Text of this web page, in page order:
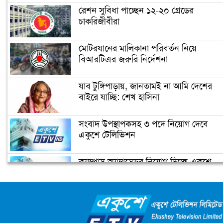
‘গ্রেফতার হতে পারেন ডোনাল্ড ট্রাম্প’
ইলেকট্রনিক পদ্ধতি ব্যবহার করা হয়েছে’
ফ্রান্সের মুসলিমদের আলটিমেটাম দিলেন
ম্যাক্রোঁ
কমলার ইতিহাস
রেশন সুবিধা পাচ্ছেন ১২-২০ গ্রেডের
চাকরিজীবীরা
মোটরযানের মালিকানা পরিবর্তন নিয়ে
বিআরটিএর জরুরি নির্দেশনা
যাব টুঙ্গিপাড়ায়, জানতামই না আমি দেশের
বাইরে যাচ্ছি: শেখ হাসিনা
সংবাদ উপস্থাপকসহ ৩ পদে নিয়োগ দেবে
একুশে টেলিভিশন
ক্যাম্পাস অ্যাম্বাসেডর নিয়োগ দিচ্ছে একুশে
জাতিসংঘের পরবর্তী মহাসচিব পদে
আলোচনায় ড. ইউনূস